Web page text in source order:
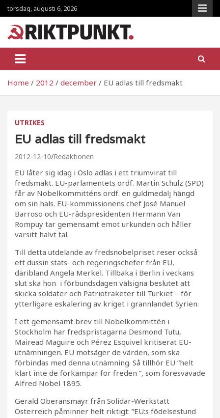
Skip
to
content
torsdag, augusti 6, 2026
RiktpunKt.nu
Home 2012 december EU adlas till fredsmakt
UTRIKES
EU adlas till fredsmakt
2012-12-10 Redaktionen
EU låter sig idag i Oslo adlas i ett triumvirat till
fredsmakt. EU-parlamentets ordf. Martin Schulz (SPD)
får av Nobelkommitténs ordf. en guldmedalj hängd
om sin hals. EU-kommissionens chef José Manuel
Barroso och EU-rådspresidenten Hermann Van
Rompuy tar gemensamt emot urkunden och håller
varsitt halvt tal.
Till detta utdelande av fredsnobelpriset reser också
ett dussin stats- och regeringschefer från EU,
däribland Angela Merkel. Tillbaka i Berlin i veckans
slut ska hon i förbundsdagen välsigna beslutet att
skicka soldater och Patriotraketer till Turkiet – för
ytterligare eskalering av kriget i grannlandet Syrien.
I ett gemensamt brev till Nobelkommittén i
Stockholm har fredspristagarna Desmond Tutu,
Mairead Maguire och Pérez Esquivel kritiserat EU-
utnämningen. EU motsäger de värden, som ska
förbindas med denna utnämning. Så tillhör EU ”helt
klart inte de förkämpar för freden ”, som föresvävade
Alfred Nobel 1895.
Gerald Oberansmayr från Solidar-Werkstatt
Österreich påminner helt riktigt: ”EU:s födelsestund